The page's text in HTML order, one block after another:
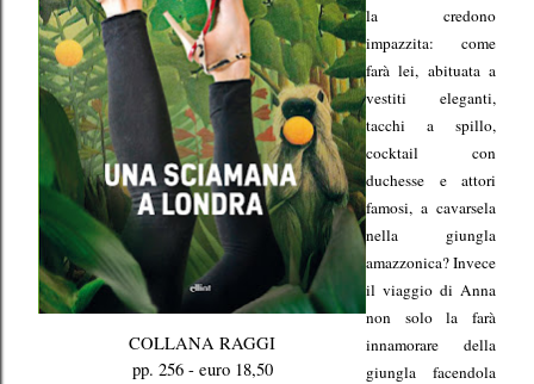
COLLANA RAGGI
pp. 256 - euro 18,50
la credono
impazzita: come
farà lei, abituata a
vestiti eleganti,
tacchi a spillo,
cocktail con
duchesse e attori
famosi, a cavarsela
nella giungla
amazzonica? Invece
il viaggio di Anna
non solo la farà
innamorare della
giungla facendola